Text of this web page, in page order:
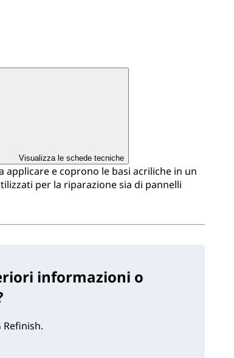
Visualizza le schede tecniche
applicare e coprono le basi acriliche in un
per la riparazione sia di pannelli
informazioni o